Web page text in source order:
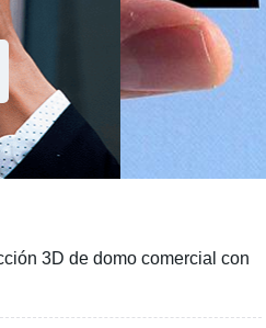
productos
3D de domo comercial con